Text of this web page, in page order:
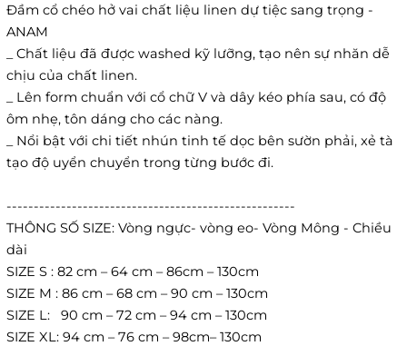
Đầm cổ chéo hở vai chất liệu linen dự tiệc sang trọng -
ANAM
_ Chất liệu đã được washed kỹ lưỡng, tạo nên sự nhăn dễ
chịu của chất linen.
_ Lên form chuẩn với cổ chữ V và dây kéo phía sau, có độ
ôm nhẹ, tôn dáng cho các nàng.
_ Nổi bật với chi tiết nhún tinh tế dọc bên sườn phải, xẻ tà
tạo độ uyển chuyển trong từng bước đi.
-----------------------------------------------------
THÔNG SỐ SIZE: Vòng ngực- vòng eo- Vòng Mông - Chiều
dài
SIZE S : 82 cm – 64 cm – 86cm – 130cm
SIZE M : 86 cm – 68 cm – 90 cm – 130cm
SIZE L: 90 cm – 72 cm – 94 cm – 130cm
SIZE XL: 94 cm – 76 cm – 98cm– 130cm